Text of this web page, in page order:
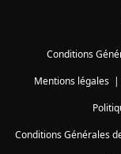
Conditions
Mentions légales|
Conditions Générales